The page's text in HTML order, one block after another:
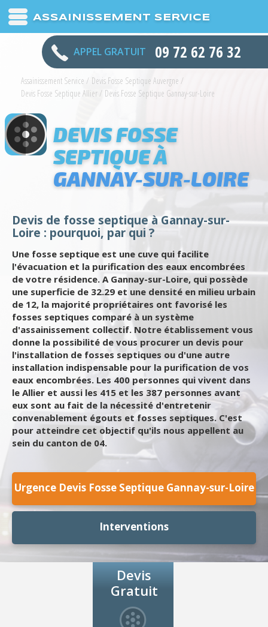
ASSAINISSEMENT SERVICE
APPEL GRATUIT 09 72 62 76 32
Assainissement Service / Devis Fosse Septique Auvergne /
Devis Fosse Septique Allier/ Devis Fosse Septique Gannay-sur-Loire
DEVIS FOSSE
SEPTIQUE À
GANNAY-SUR-LOIRE
Devis de fosse septique à Gannay-sur-
Loire : pourquoi, par qui ?
Une fosse septique est une cuve qui facilite
l'évacuation et la purification des eaux encombrées
de votre résidence. A Gannay-sur-Loire, qui possède
une superficie de 32.29 et une densité en milieu urbain
de 12, la majorité propriétaires ont favorisé les
fosses septiques comparé à un système
d'assainissement collectif. Notre établissement vous
donne la possibilité de vous procurer un devis pour
l'installation de fosses septiques ou d'une autre
installation indispensable pour la purification de vos
eaux encombrées. Les 400 personnes qui vivent dans
le Allier et aussi les 415 et les 387 personnes avant
eux sont au fait de la nécessité d'entretenir
convenablement égouts et fosses septiques. C'est
pour atteindre cet objectif qu'ils nous appellent au
sein du canton de 04.
Urgence Devis Fosse Septique Gannay-sur-Loire
Interventions
Devis
Gratuit